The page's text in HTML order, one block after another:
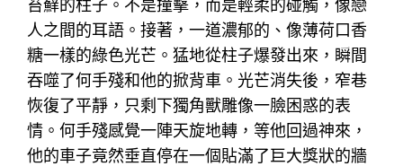
苔蘚的柱子。不是撞擊，而是輕柔的碰觸，像戀
人之間的耳語。接著，一道濃郁的、像薄荷口香
糖一樣的綠色光芒。猛地從柱子爆發出來，瞬間
吞噬了何手殘和他的掀背車。光芒消失後，窄巷
恢復了平靜，只剩下獨角獸雕像一臉困惑的表
情。何手殘感覺一陣天旋地轉，等他回過神來，
他的車子竟然垂直停在一個貼滿了巨大獎狀的牆